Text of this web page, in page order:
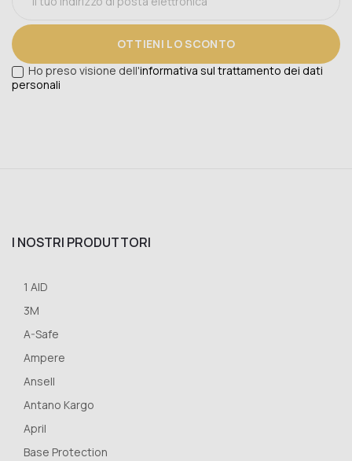
OTTIENI LO SCONTO
Ho preso visione dell'informativa sul trattamento dei dati
personali
I NOSTRI PRODUTTORI
1 AID
3M
A-Safe
Ampere
Ansell
Antano Kargo
April
Base Protection